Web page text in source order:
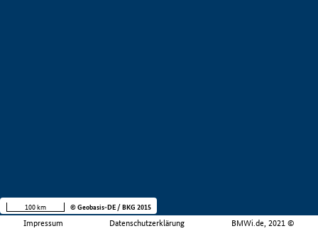
Impressum Datenschutzerklärung BMWi.de, 2021 ©
100 km © Geobasis-DE / BKG 2015